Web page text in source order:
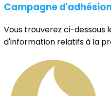
Campagne
Vous trouverez ci-dessous
d'information relatifs à la